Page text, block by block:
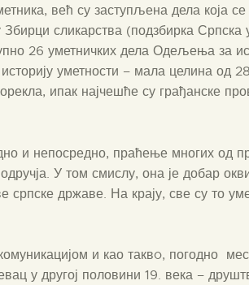
ТУРА
већ су заступљена дела која
сликарства (подзбирка
26 уметничких дела Одељења за
уметности – мала целина од
ипак најчешће су грађанске
и непосредно, праћење многих од
У том смислу, она је добар
државе. На крају, све су то
и као таквo, погодно
у другој половини 19. века –